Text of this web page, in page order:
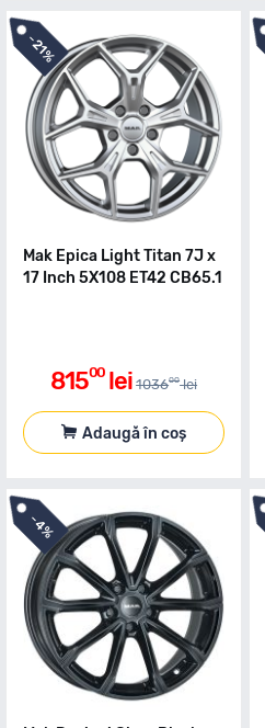
-21%
Mak Epica Light Titan 7J x
17 Inch 5X108 ET42 CB65.1
81500 lei 103600 lei
Adaugă în coș
-
4%